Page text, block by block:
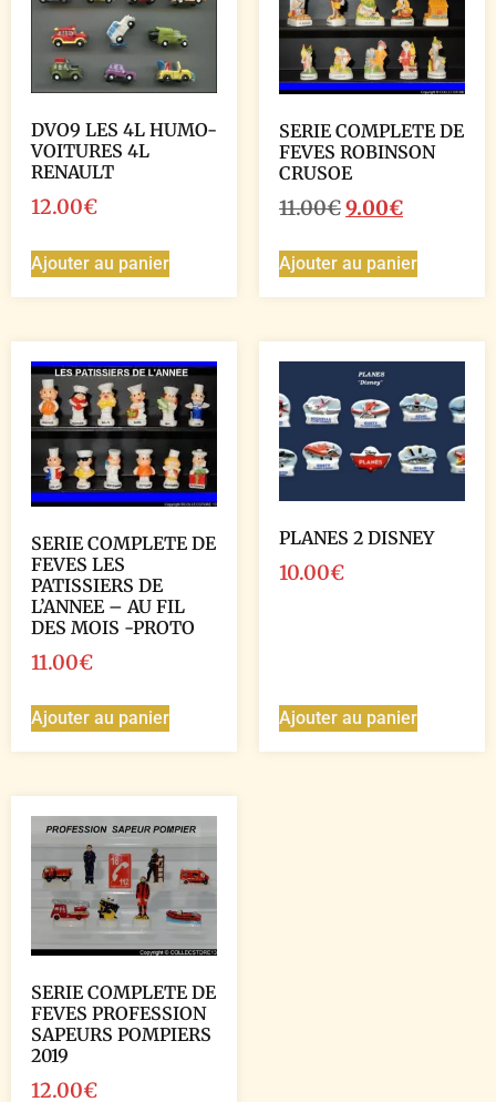
DVO9 LES 4L HUMO-
VOITURES 4L
RENAULT
12.00€
Ajouter au panier
SERIE COMPLETE DE
FEVES ROBINSON
CRUSOE
11.00€9.00€
Ajouter au panier
SERIE COMPLETE DE
FEVES LES
PATISSIERS DE
L’ANNEE – AU FIL
DES MOIS -PROTO
11.00€
Ajouter au panier
PLANES 2 DISNEY
10.00€
Ajouter au panier
SERIE COMPLETE DE
FEVES PROFESSION
SAPEURS POMPIERS
2019
12.00€